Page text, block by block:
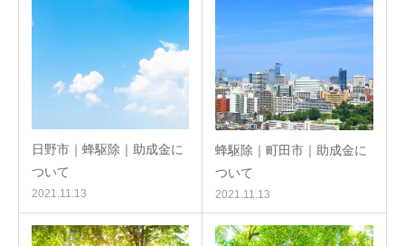
日野市｜蜂駆除｜助成金に
ついて
2021.11.13
蜂駆除｜町田市｜助成金に
ついて
2021.11.13